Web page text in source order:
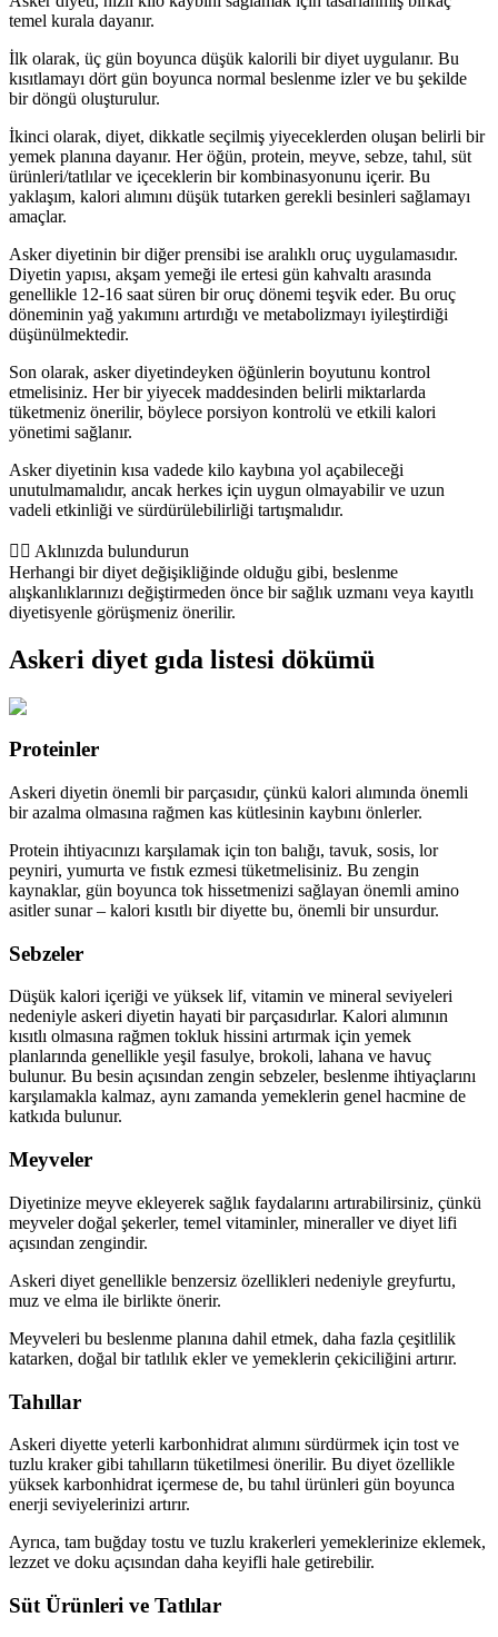
temel kurala dayanır.
İlk olarak, üç gün boyunca düşük kalorili bir diyet uygulanır. Bu
kısıtlamayı dört gün boyunca normal beslenme izler ve bu şekilde
bir döngü oluşturulur.
İkinci olarak, diyet, dikkatle seçilmiş yiyeceklerden oluşan belirli bir
yemek planına dayanır. Her öğün, protein, meyve, sebze, tahıl, süt
ürünleri/tatlılar ve içeceklerin bir kombinasyonunu içerir. Bu
yaklaşım, kalori alımını düşük tutarken gerekli besinleri sağlamayı
amaçlar.
Asker diyetinin bir diğer prensibi ise aralıklı oruç uygulamasıdır.
Diyetin yapısı, akşam yemeği ile ertesi gün kahvaltı arasında
genellikle 12-16 saat süren bir oruç dönemi teşvik eder. Bu oruç
döneminin yağ yakımını artırdığı ve metabolizmayı iyileştirdiği
düşünülmektedir.
Son olarak, asker diyetindeyken öğünlerin boyutunu kontrol
etmelisiniz. Her bir yiyecek maddesinden belirli miktarlarda
tüketmeniz önerilir, böylece porsiyon kontrolü ve etkili kalori
yönetimi sağlanır.
Asker diyetinin kısa vadede kilo kaybına yol açabileceği
unutulmamalıdır, ancak herkes için uygun olmayabilir ve uzun
vadeli etkinliği ve sürdürülebilirliği tartışmalıdır.
👨‍⚕️️ Aklınızda bulundurun
Herhangi bir diyet değişikliğinde olduğu gibi, beslenme
alışkanlıklarınızı değiştirmeden önce bir sağlık uzmanı veya kayıtlı
diyetisyenle görüşmeniz önerilir.
Askeri diyet gıda listesi dökümü
Proteinler
Askeri diyetin önemli bir parçasıdır, çünkü kalori alımında önemli
bir azalma olmasına rağmen kas kütlesinin kaybını önlerler.
Protein ihtiyacınızı karşılamak için ton balığı, tavuk, sosis, lor
peyniri, yumurta ve fıstık ezmesi tüketmelisiniz. Bu zengin
kaynaklar, gün boyunca tok hissetmenizi sağlayan önemli amino
asitler sunar – kalori kısıtlı bir diyette bu, önemli bir unsurdur.
Sebzeler
Düşük kalori içeriği ve yüksek lif, vitamin ve mineral seviyeleri
nedeniyle askeri diyetin hayati bir parçasıdırlar. Kalori alımının
kısıtlı olmasına rağmen tokluk hissini artırmak için yemek
planlarında genellikle yeşil fasulye, brokoli, lahana ve havuç
bulunur. Bu besin açısından zengin sebzeler, beslenme ihtiyaçlarını
karşılamakla kalmaz, aynı zamanda yemeklerin genel hacmine de
katkıda bulunur.
Meyveler
Diyetinize meyve ekleyerek sağlık faydalarını artırabilirsiniz, çünkü
meyveler doğal şekerler, temel vitaminler, mineraller ve diyet lifi
açısından zengindir.
Askeri diyet genellikle benzersiz özellikleri nedeniyle greyfurtu,
muz ve elma ile birlikte önerir.
Meyveleri bu beslenme planına dahil etmek, daha fazla çeşitlilik
katarken, doğal bir tatlılık ekler ve yemeklerin çekiciliğini artırır.
Tahıllar
Askeri diyette yeterli karbonhidrat alımını sürdürmek için tost ve
tuzlu kraker gibi tahılların tüketilmesi önerilir. Bu diyet özellikle
yüksek karbonhidrat içermese de, bu tahıl ürünleri gün boyunca
enerji seviyelerinizi artırır.
Ayrıca, tam buğday tostu ve tuzlu krakerleri yemeklerinize eklemek,
lezzet ve doku açısından daha keyifli hale getirebilir.
Süt Ürünleri ve Tatlılar